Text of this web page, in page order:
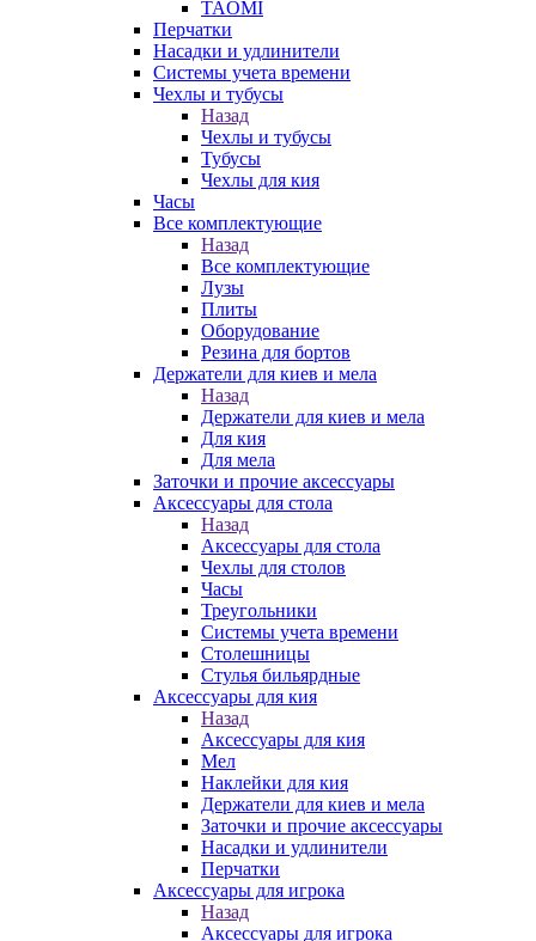
TAOMI
Перчатки
Насадки и удлинители
Системы учета времени
Чехлы и тубусы
Назад
Чехлы и тубусы
Тубусы
Чехлы для кия
Часы
Все комплектующие
Назад
Все комплектующие
Лузы
Плиты
Оборудование
Резина для бортов
Держатели для киев и мела
Назад
Держатели для киев и мела
Для кия
Для мела
Заточки и прочие аксессуары
Аксессуары для стола
Назад
Аксессуары для стола
Чехлы для столов
Часы
Треугольники
Системы учета времени
Столешницы
Стулья бильярдные
Аксессуары для кия
Назад
Аксессуары для кия
Мел
Наклейки для кия
Держатели для киев и мела
Заточки и прочие аксессуары
Насадки и удлинители
Перчатки
Аксессуары для игрока
Назад
Аксессуары для игрока